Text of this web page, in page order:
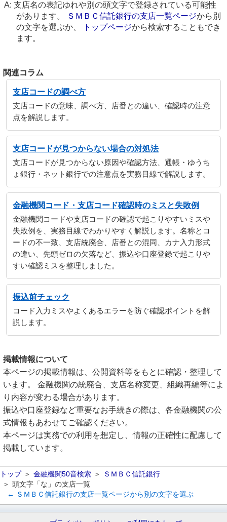
支店名の表記ゆれや別の頭文字で登録されている可能性
があります。
ＳＭＢＣ信託銀行の支店一覧ページから別
の文字を選ぶか、
トップページから検索することもでき
ます。
関連コラム
支店コードの調べ方
支店コードの意味、調べ方、店番との違い、確認時の注意
点を解説します。
支店コードが見つからない場合の対処法
支店コードが見つからない原因や確認方法、通帳・ゆうち
ょ銀行・ネット銀行での注意点を実務目線で解説します。
金融機関コード・支店コード確認時のミスと失敗例
金融機関コードや支店コードの確認で起こりやすいミスや
失敗例を、実務目線でわかりやすく解説します。名称とコ
ードの不一致、支店統廃合、店番との混同、カナ入力形式
の違い、先頭ゼロの欠落など、振込や口座登録で起こりや
すい確認ミスを整理しました。
振込前チェック
コード入力ミスやよくあるエラーを防ぐ確認ポイントを解
説します。
掲載情報について
本ページの掲載情報は、公開資料等をもとに確認・整理して
います。 金融機関の統廃合、支店名称変更、組織再編等によ
り内容が変わる場合があります。
振込や口座登録など重要なお手続きの際は、各金融機関の公
式情報もあわせてご確認ください。
本ページは実務での利用を想定し、情報の正確性に配慮して
掲載しています。
トップ 金融機関50音検索
ＳＭＢＣ信託銀行
頭文字「な」の支店一覧
← ＳＭＢＣ信託銀行の支店一覧ページから別の文字を選ぶ